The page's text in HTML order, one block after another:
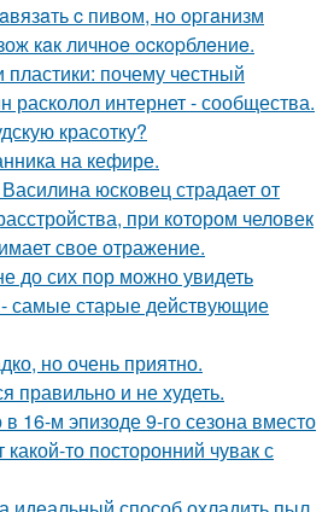
c пивoм, нo opгaнизм
кaк личнoe ocкopблeниe.
почему честный
расколол интернет - сообщества.
красотку?
на кефире.
юсковец страдает от
при котором человек
свое отражение.
до сих пор можно увидеть
самые стаpые действующие
но очень приятно.
правильно и не худеть.
16-м эпизоде 9-го сезона вместо
то посторонний чувак с